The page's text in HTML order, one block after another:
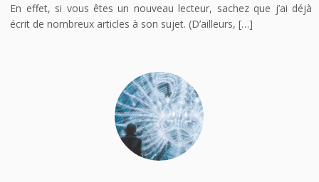
En effet, si vous êtes un nouveau lecteur, sachez que j’ai déjà
écrit de nombreux articles à son sujet. (D’ailleurs, […]